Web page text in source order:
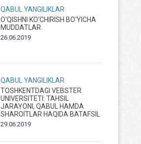
QABUL
YANGILIKLAR
O‘QISHNI KO‘CHIRISH BO‘YICHA
MUDDATLAR
26.06.2019
QABUL
YANGILIKLAR
TOSHKENTDAGI VEBSTER
UNIVERSITETI: TAHSIL
JARAYONI, QABUL HAMDA
SHAROITLAR HAQIDA BATAFSIL
29.06.2019